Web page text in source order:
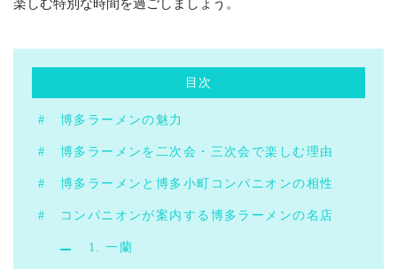
092-683-3495
楽しむ特別な時間を過ごしましょう。
目次
博多ラーメンの魅力
博多ラーメンを二次会・三次会で楽しむ理由
博多ラーメンと博多小町コンパニオンの相性
コンパニオンが案内する博多ラーメンの名店
1. 一蘭